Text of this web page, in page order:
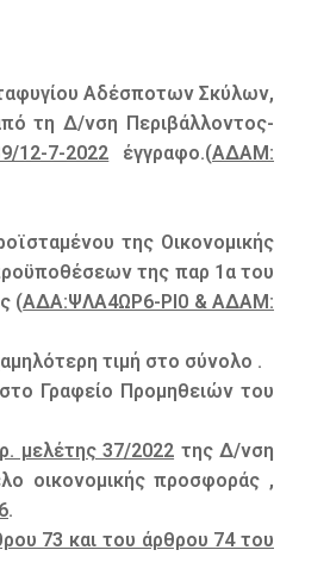
Αδέσποτων Σκύλων,
τη Δ/νση Περιβάλλοντος-
12-7-2022 έγγραφο.(ΑΔΑΜ:
της Οικονομικής
της παρ 1α του
(ΑΔΑ:ΨΛΑ4ΩΡ6-ΡΙ0 & ΑΔΑΜ:
τιμή στο σύνολο .
Γραφείο Προμηθειών του
μελέτης 37/2022 της Δ/νση
οικονομικής προσφοράς ,
.
73 και του άρθρου 74 του